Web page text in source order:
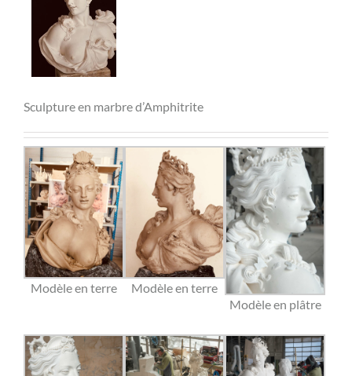
Sculpture en marbre d’Amphitrite
Modèle en terre
Modèle en terre
Modèle en plâtre